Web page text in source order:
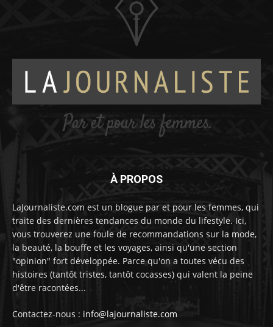
À PROPOS
LaJournaliste.com est un blogue par et pour les femmes, qui
traite des dernières tendances du monde du lifestyle. Ici,
vous trouverez une foule de recommandations sur la mode,
la beauté, la bouffe et les voyages, ainsi qu'une section
"opinion" fort développée. Parce qu'on a toutes vécu des
histoires (tantôt tristes, tantôt cocasses) qui valent la peine
d'être racontées...
Contactez-nous : info@lajournaliste.com